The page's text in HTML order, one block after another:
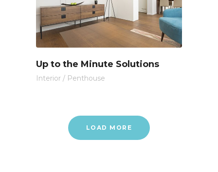
Up to the Minute Solutions
Interior / Penthouse
LOAD MORE